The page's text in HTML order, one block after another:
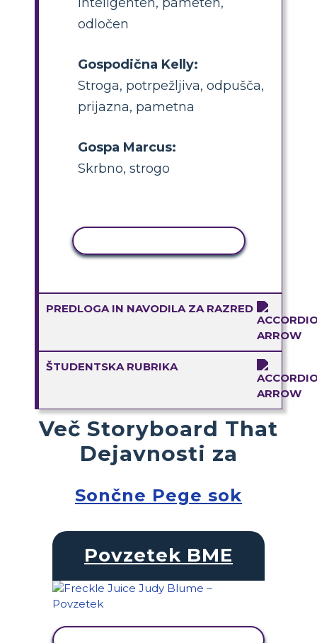
odločen
Gospodična Kelly:
Stroga, potrpežljiva, odpušča,
prijazna, pametna
Gospa Marcus:
Skrbno, strogo
PREDLOGA IN NAVODILA ZA RAZRED
ŠTUDENTSKA RUBRIKA
Več Storyboard That
Dejavnosti za
Sončne Pege sok
Povzetek BME